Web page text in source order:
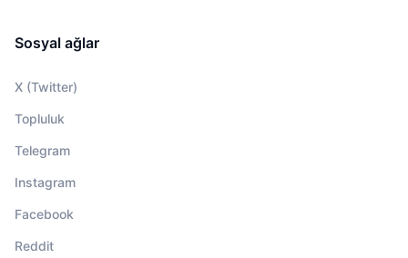
Sosyal ağlar
X (Twitter)
Topluluk
Telegram
Instagram
Facebook
Reddit